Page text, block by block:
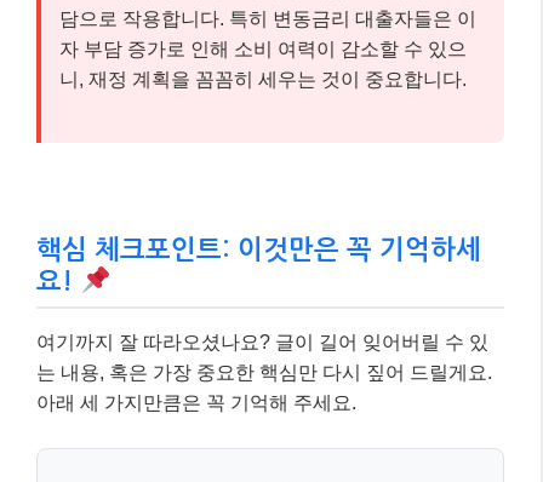
담으로 작용합니다. 특히 변동금리 대출자들은 이
자 부담 증가로 인해 소비 여력이 감소할 수 있으
니, 재정 계획을 꼼꼼히 세우는 것이 중요합니다.
핵심 체크포인트: 이것만은 꼭 기억하세
요!
여기까지 잘 따라오셨나요? 글이 길어 잊어버릴 수 있
는 내용, 혹은 가장 중요한 핵심만 다시 짚어 드릴게요.
아래 세 가지만큼은 꼭 기억해 주세요.